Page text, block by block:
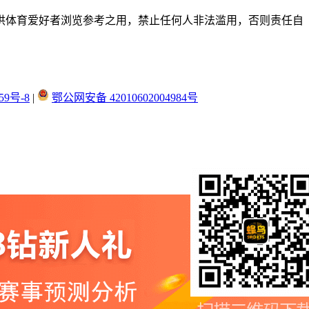
育爱好者浏览参考之用，禁止任何人非法滥用，否则责任自
号-8 | 鄂公网安备 42010602004984号